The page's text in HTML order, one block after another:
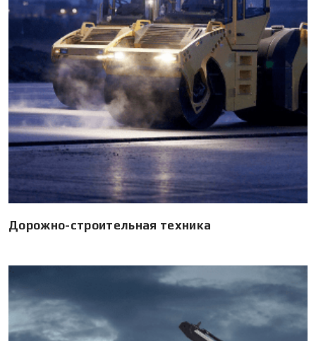
Дорожно-строительная техника